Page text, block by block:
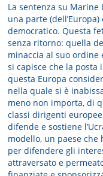
La sentenza su Marine
una parte
democratico. Questa
senza ritorno: quella
minaccia al suo ordine
si capisce che la
questa Europa
nella quale si è
meno non importa, di
classi dirigenti
difende e sostiene
modello, un paese
per difendere gli
attraversato e